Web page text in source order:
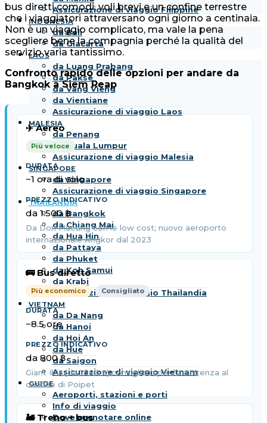
Assicurazione di viaggio Filippine
INDONESIA
da Bali
da Giacarta
LAOS
da Luang Prabang
da Pakse
da Vang Vieng
da Vientiane
Assicurazione di viaggio Laos
MALESIA
da Penang
da Kuala Lumpur
Assicurazione di viaggio Malesia
SINGAPORE
da Singapore
Assicurazione di viaggio Singapore
THAILANDIA
da Bangkok
da Chiang Mai
da Hua Hin
da Pattaya
da Phuket
da Koh Samui
da Krabi
Assicurazione di viaggio Thailandia
VIETNAM
da Da Nang
da Hanoi
da Hoi An
da Hue
da Saigon
Assicurazione di viaggio Vietnam
GUIDE
Aeroporti, stazioni e porti
Info di viaggio
Dove prenotare online
bus diretti comodi, voli brevi e un confine terrestre
che i viaggiatori attraversano ogni giorno a centinaia.
Non è un viaggio complicato, ma vale la pena
scegliere bene la compagnia perché la qualità del
servizio varia tantissimo.
Confronto rapido delle opzioni per andare da
Bangkok a Siem Reap
✈️ Aereo
Più veloce
~1 ora di volo
da 1.500 ฿
Da Don Mueang con le low cost; nuovo aeroporto
internazionale Angkor dal 2023
🚌 Bus diretto
Più economico Consigliato
~8.5 ore
da 800 ฿
Giant Ibis (da 1.500 ฿) consigliato per l’assistenza al
confine di Poipet
🚂 Treno + bus